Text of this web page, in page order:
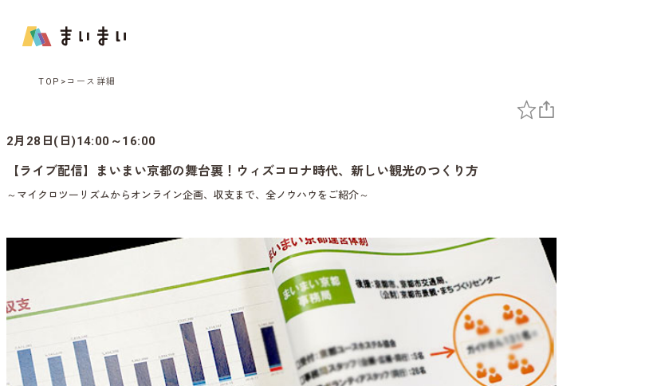
TOP コース詳細
2月28日(日)14:00～16:00
【ライブ配信】まいまい京都の舞台裏！ウィズコロナ時代、新しい観光のつくり方
～マイクロツーリズムからオンライン企画、収支まで、全ノウハウをご紹介～